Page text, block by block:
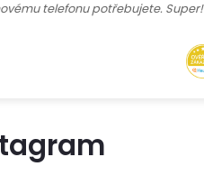
telefonu potřebujete. Super!